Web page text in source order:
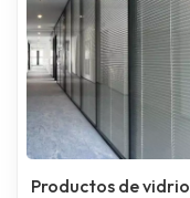
Productos de vidrio